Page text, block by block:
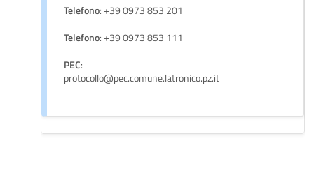
Telefono: +39 0973 853 201
Telefono: +39 0973 853 111
PEC:
protocollo@pec.comune.latronico.pz.it